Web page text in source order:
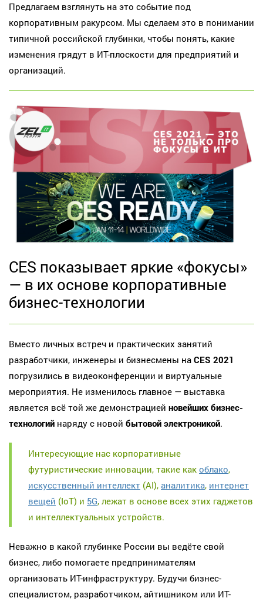
Предлагаем взглянуть на это событие под
корпоративным ракурсом. Мы сделаем это в понимании
типичной российской глубинки, чтобы понять, какие
изменения грядут в ИТ-плоскости для предприятий и
организаций.
CES показывает яркие «фокусы»
— в их основе корпоративные
бизнес-технологии
Вместо личных встреч и практических занятий
разработчики, инженеры и бизнесмены на CES 2021
погрузились в видеоконференции и виртуальные
мероприятия. Не изменилось главное — выставка
является всё той же демонстрацией новейших бизнес-
технологий наряду с новой бытовой электроникой.
Интересующие нас корпоративные
футуристические инновации, такие как облако,
искусственный интеллект (AI), аналитика, интернет
вещей (IoT) и 5G, лежат в основе всех этих гаджетов
и интеллектуальных устройств.
Неважно в какой глубинке России вы ведёте свой
бизнес, либо помогаете предпринимателям
организовать ИТ-инфраструктуру. Будучи бизнес-
специалистом, разработчиком, айтишником или ИТ-